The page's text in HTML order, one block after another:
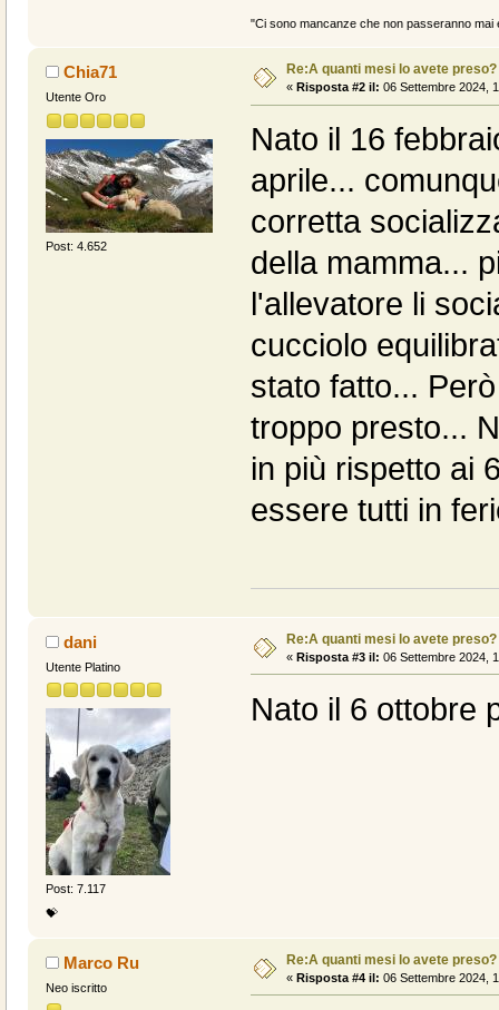
"Ci sono mancanze che non passeranno
Chia71
Utente Oro
Post: 4.652
Re:A quanti mesi lo avete preso?
« Risposta #2 il: 06 Settembre 2024,
Nato il 16
aprile...
corretta
della mamma...
l'allevatore li
cucciolo
stato fatto...
troppo presto...
in più rispetto ai
essere tutti in
dani
Utente Platino
Post: 7.117
💝
Re:A quanti mesi lo avete preso?
« Risposta #3 il: 06 Settembre 2024,
Nato il 6 ottobre
Marco Ru
Neo iscritto
Re:A quanti mesi lo avete preso?
« Risposta #4 il: 06 Settembre 2024,